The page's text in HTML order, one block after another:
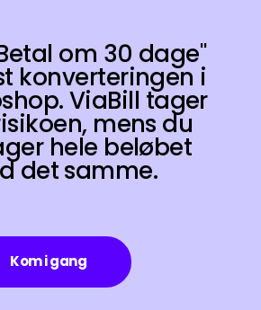
om 30 dage"
konverteringen i
ViaBill tager
mens du
hele beløbet
det samme.
Kom i gang